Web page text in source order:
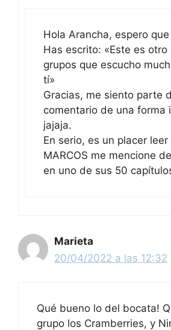
Hola Arancha, espero
Has escrito: «Este es otro
grupos que escucho
tí»
Gracias, me siento parte
comentario de una forma
jajaja.
En serio, es un placer leer
MARCOS me mencione
en uno de sus 50
Marieta
20/04/2022 a las 12:32
Qué bueno lo del bocata!
grupo los Cramberries, y